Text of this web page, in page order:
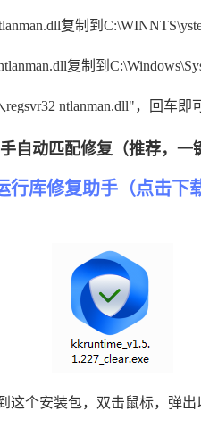
复制到
复制到
ntlanman.dll"，回车即
自动匹配修复（推荐，一
行库修复助手（点击下
这个安装包，双击鼠标，弹出